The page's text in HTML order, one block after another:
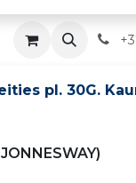
Servisas
pl. 30G.